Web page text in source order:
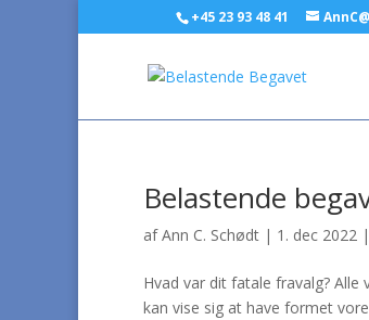
+45 23 93 48 41
Belastende
afAnn C. Schødt | 1. dec 2022 |
Hvad var dit fatale fravalg?
kan vise sig at have formet